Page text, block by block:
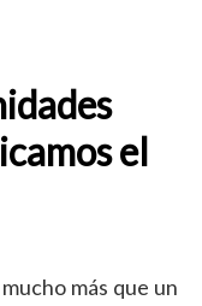
el
más que un